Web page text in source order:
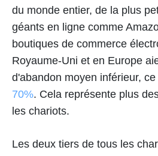
du monde entier, de la plus
géants en ligne comme
boutiques de commerce
Royaume-Uni et en Europe
d'abandon moyen inférieur,
70%. Cela représente plus
les chariots.
Les deux tiers de tous les